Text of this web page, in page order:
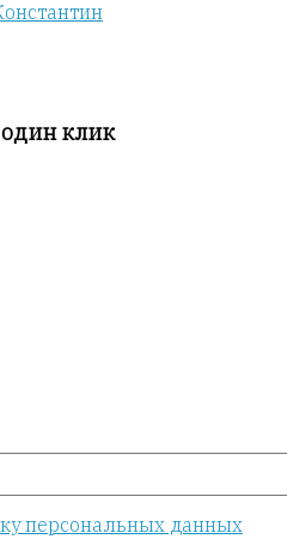
клик
персональных данных